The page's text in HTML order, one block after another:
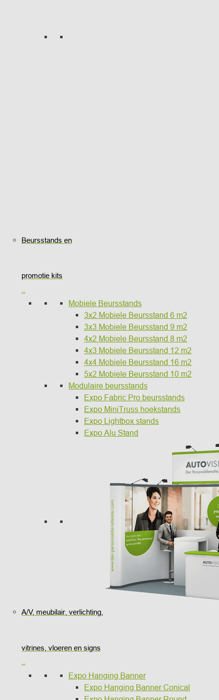
Beursstands en
promotie kits
Mobiele Beursstands
3x2 Mobiele Beursstand 6 m2
3x3 Mobiele Beursstand 9 m2
4x2 Mobiele Beursstand 8 m2
4x3 Mobiele Beursstand 12 m2
4x4 Mobiele Beursstand 16 m2
5x2 Mobiele Beursstand 10 m2
Modulaire beursstands
Expo Fabric Pro beursstands
Expo MiniTruss hoekstands
Expo Lightbox stands
Expo Alu Stand
A/V, meubilair, verlichting,
vitrines, vloeren en signs
Expo Hanging Banner
Expo Hanging Banner Conical